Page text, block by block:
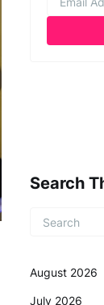
Search
August 2026
July 2026